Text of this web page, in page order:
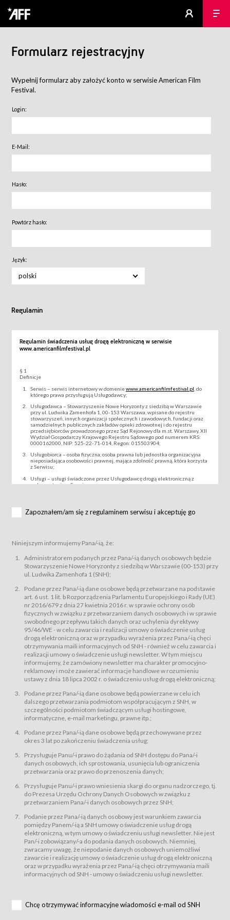
Formularz rejestracyjny
Wypełnij formularz aby założyć konto w serwisie American Film
Festival.
Login:
E-Mail:
Hasło:
Powtórz hasło:
Język:
polski
Regulamin
Regulamin świadczenia usług drogą elektroniczną w serwisie
www.americanfilmfestival.pl
§ 1
Definicje
Serwis – serwis internetowy w domeniewww.americanfilmfestival.pl , do
którego prawa przysługują Usługodawcy;
Usługodawca – Stowarzyszenie Nowe Horyzonty z siedzibą w Warszawie
przy ul. Ludwika Zamenhofa 1, 00-153 Warszawa, wpisane do rejestru
stowarzyszeń, innych organizacji społecznych i zawodowych, fundacji oraz
samodzielnych publicznych zakładów opieki zdrowotnej i do rejestru
przedsiębiorców prowadzonego przez Sąd Rejonowy dla m.st. Warszawy, XII
Wydział Gospodarczy Krajowego Rejestru Sądowego pod numerem KRS:
0000162000, NIP: 525-22-71-014, Regon: 015503904;
Usługobiorca – osoba fizyczna, osoba prawna lub jednostka organizacyjna
nieposiadająca osobowości prawnej, mająca zdolność prawną, która korzysta
z Serwisu;
Usługi – usługi świadczone przez Usługodawcę drogą elektroniczną z
wykorzystaniem Serwisu;
za pośrednictwem Serwisu;
podmiotom z branży mediów i filmowej (Akredytacje);
Bilety – wybrane dokumenty potwierdzające zawarcie umowy z
Usługodawcą i uprawniające do wzięcia udziału w Wydarzeniu,
przewidziane przez Usługodawcę dla danego Wydarzenia, tj. uprawniające
do uczestnictwa w wielu albo w pojedynczych seansach filmowych,
Sklep – sklep internetowy prowadzony przez Usługodawcę w Serwisie;
Regulamin – niniejszy regulamin.
§ 2
Postanowienia ogólne
Regulamin określa zasady:
świadczenia Usługobiorcom Usług przez Usługodawcę, z
zastrzeżeniem usług, o których mowa w ust. 2 pkt. 4 i 5 poniżej, których
zasady świadczenia precyzują odrębne regulaminy,
przetwarzania przez Usługodawcę danych osobowych Usługobiorców
będących osobami fizycznymi.
świadczy Usługi drogą elektroniczną w rozumieniu ustawy z dnia 18 lipca
2002 r. o świadczeniu usług drogą elektroniczną (Dz.U. z 2002 r., Nr 144, poz.
1204, z późń. zm.). Usługi świadczone są nieodpłatnie.
usługę przeglądania i odczytywania przez Usługobiorców materiałów
zamieszczanych w Serwisie,
usługę utrzymywania konta użytkownika w Serwisie,
usługę newsletter,
usługę zawierania na odległość umów nabycia Karnetów i Biletów,
usługę zawierania na odległość umów sprzedaży w Sklepie.
dnia 18 lipca 2002 r. o świadczeniu usług drogą elektroniczną (Dz.U. z 2002
r., Nr 144, poz. 1204, z późń. zm.). Usługi świadczone są nieodpłatnie.
Na zasadach określonych w Regulaminie dostęp do Serwisu jest otwarty dla
Usługobiorca przed rozpoczęciem korzystania z Serwisu jest zobowiązany
zapoznać się z Regulaminem. Założenie konta w Serwisie oraz zamówienie
usługi newsletter za pośrednictwem przeznaczonego do tego formularza
zamieszczonego na stronach Serwisu dostępnych dla wszystkich
Usługobiorców wymaga akceptacji postanowień Regulaminu.
Usługobiorca zobowiązany jest do przestrzegania postanowień Regulaminu
od chwili rozpoczęcia korzystania z Serwisu.
Regulamin jest udostępniony Usługobiorcom nieodpłatnie za
Warunki techniczne korzystania z Usług
Zapoznałem/am się z regulaminem serwisu i akceptuję go
Niniejszym informujemy Pana/-ią, że:
Administratorem podanych przez Pana/-ią danych osobowych będzie
Stowarzyszenie Nowe Horyzonty z siedzibą w Warszawie (00-153) przy
ul. Ludwika Zamenhofa 1 (SNH);
Podane przez Pana/-ią dane osobowe będą przetwarzane na podstawie
art. 6 ust. 1 lit. b Rozporządzenia Parlamentu Europejskiego i Rady (UE)
nr 2016/679 z dnia 27 kwietnia 2016 r. w sprawie ochrony osób
fizycznych w związku z przetwarzaniem danych osobowych i w sprawie
swobodnego przepływu takich danych oraz uchylenia dyrektywy
95/46/WE - w celu zawarcia i realizacji umowy o świadczenie usług
drogą elektroniczną oraz w przypadku wyrażenia przez Pana/-ią chęci
otrzymywania maili informacyjnych od SNH - również w celu zawarcia i
realizacji umowy o świadczenie usługi newsletter. W tym miejscu
informujemy, że zamówiony newsletter ma charakter promocyjno-
reklamowy i może zawierać informacje handlowe w rozumieniu
ustawy z dnia 18 lipca 2002 r. o świadczeniu usług drogą elektroniczną;
Podane przez Pana/-ią dane osobowe będą powierzane w celu ich
dalszego przetwarzania podmiotom współpracującym z SNH, w
szczególności podmiotom świadczącym usługi hostingowe,
informatyczne, e-mail marketingu, prawne itp.;
Podane przez Pana/-ią dane osobowe będą przechowywane przez
okres 3 lat po zakończeniu świadczenia usług;
Przysługuje Panu/-i prawo do żądania od SNH dostępu do Pana/-i
danych osobowych, ich sprostowania, usunięcia lub ograniczenia
przetwarzania oraz prawo do przenoszenia danych;
Przysługuje Panu/-i prawo wniesienia skargi do organu nadzorczego, tj.
do Prezesa Urzędu Ochrony Danych Osobowych w związku z
przetwarzaniem Pana/-i danych osobowych przez SNH;
Podanie przez Pana/-ią danych osobowy jest warunkiem zawarcia
pomiędzy Panem/-ią a SNH umowy o świadczenie usług drogą
elektroniczną, w tym umowy o świadczeniu usługi newsletter. Nie jest
Pan/-i zobowiązany/-a do podania danych osobowych. Niemniej,
zwracamy uwagę, że niepodanie danych osobowych uniemożliwi
zawarcie i realizację umowy o świadczenie usług drogą elektroniczną
oraz w przypadku wyrażenia przez Pana/-ią chęci otrzymywania maili
informacyjnych od SNH - umowy o świadczeniu usługi newsletter.
Chcę otrzymywać informacyjne wiadomości e-mail od SNH